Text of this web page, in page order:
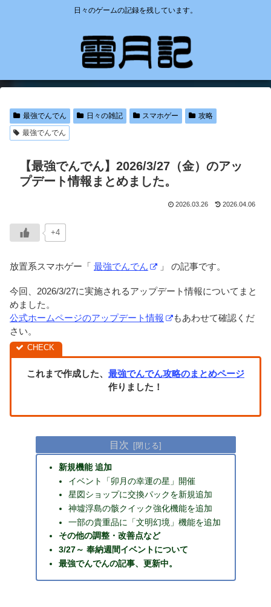
日々のゲームの記録を残しています。
最強でんでん 日々の雑記 スマホゲー
攻略
最強でんでん
【最強でんでん】2026/3/27（金）のアッ
プデート情報まとめました。
2026.03.26 2026.04.06
+4
放置系スマホゲー「 最強でんでん 」 の記事です。
今回、2026/3/27に実施されるアップデート情報についてまと
めました。
公式ホームページのアップデート情報
もあわせて確認くだ
さい。
これまで作成した、 最強でんでん攻略のまとめページ
作りました！
目次
新規機能 追加
イベント「卯月の幸運の星」開催
星図ショップに交換パックを新規追加
神墟浮島の骸クイック強化機能を追加
一部の貴重品に「文明幻境」機能を追加
その他の調整・改善点など
3/27～ 奉納週間イベントについて
最強でんでんの記事、更新中。